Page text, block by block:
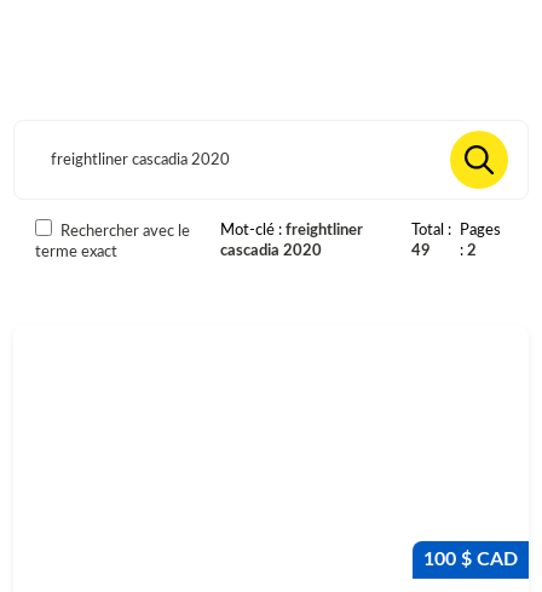
Rechercher avec le
terme exact
Mot-clé
freightliner
cascadia 2020
Total
49
Pages
2
100 $ CAD